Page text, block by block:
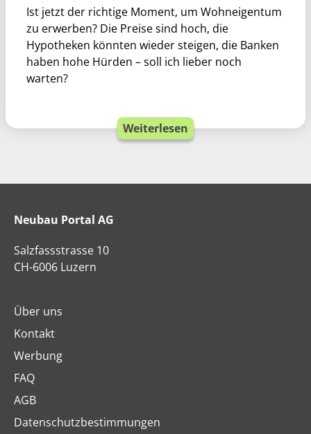
Ist jetzt der richtige Moment, um Wohneigentum
zu erwerben? Die Preise sind hoch, die
Hypotheken könnten wieder steigen, die Banken
haben hohe Hürden – soll ich lieber noch
warten?
Weiterlesen
Neubau Portal AG
Salzfassstrasse 10
CH-6006 Luzern
Über uns
Kontakt
Werbung
FAQ
AGB
Datenschutzbestimmungen